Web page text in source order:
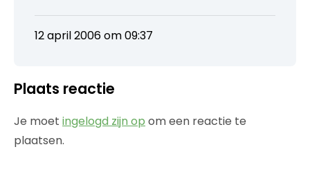
12 april 2006 om 09:37
Plaats reactie
Je moet ingelogd zijn op om een reactie te
plaatsen.